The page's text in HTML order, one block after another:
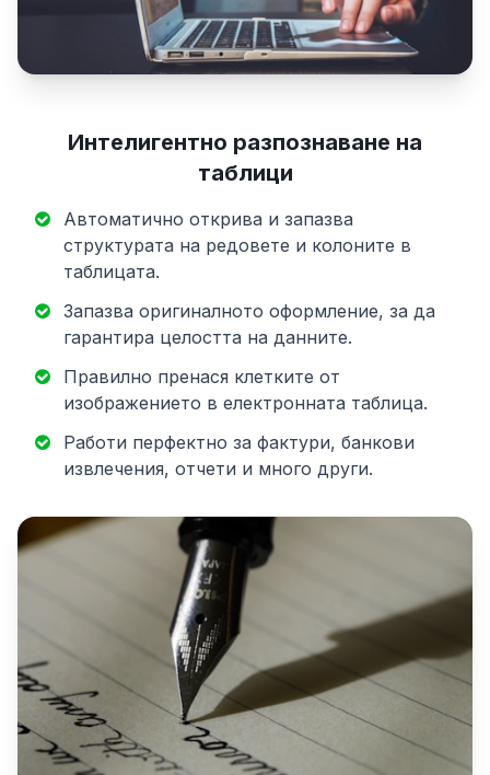
Интелигентно разпознаване на
таблици
Автоматично открива и запазва
структурата на редовете и колоните в
таблицата.
Запазва оригиналното оформление, за да
гарантира целостта на данните.
Правилно пренася клетките от
изображението в електронната таблица.
Работи перфектно за фактури, банкови
извлечения, отчети и много други.